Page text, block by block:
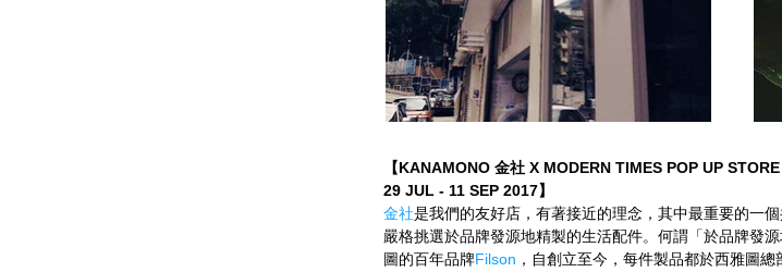
【KANAMONO 金社 X MODERN TIMES POP UP STORE
29 JUL - 11 SEP 2017】
金社是我們的友好店，有著接近的理念，其中最重要的一
嚴格挑選於品牌發源地精製的生活配件。何謂「於品牌發
圖的百年品牌Filson ，自創立至今，每件製品都於西雅圖